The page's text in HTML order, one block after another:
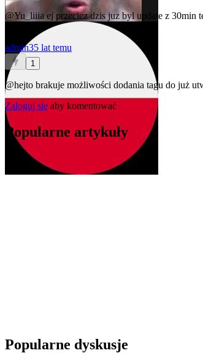
@Yu_liiia ej przeciez dzis juz byl update z 30min
admin35 lat temu
1
@hejto brakuje możliwości dodania tagu do już
Zaloguj się aby komentować
Popularne artykuły
Popularne dyskusje